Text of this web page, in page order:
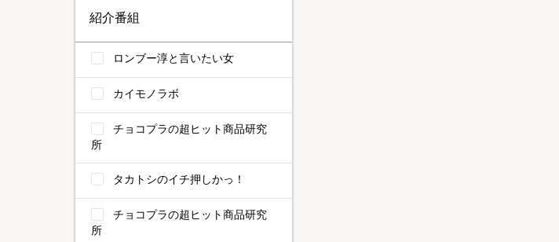
紹介番組
ロンブー淳と言いたい女
カイモノラボ
チョコプラの超ヒット商品研究
所
タカトシのイチ押しかっ！
チョコプラの超ヒット商品研究
所